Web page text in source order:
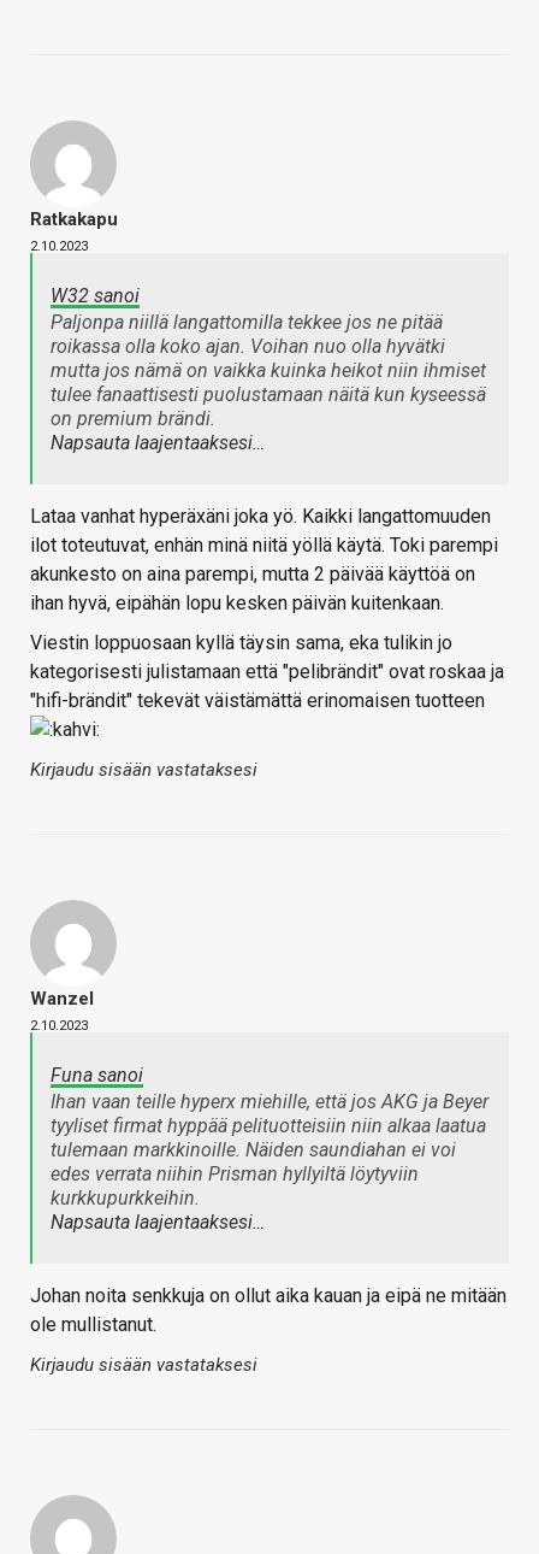
Ratkakapu
2.10.2023
W32 sanoi
Paljonpa niillä langattomilla tekkee jos ne pitää
roikassa olla koko ajan. Voihan nuo olla hyvätki
mutta jos nämä on vaikka kuinka heikot niin ihmiset
tulee fanaattisesti puolustamaan näitä kun kyseessä
on premium brändi.
Napsauta laajentaaksesi…
Lataa vanhat hyperäxäni joka yö. Kaikki langattomuuden
ilot toteutuvat, enhän minä niitä yöllä käytä. Toki parempi
akunkesto on aina parempi, mutta 2 päivää käyttöä on
ihan hyvä, eipähän lopu kesken päivän kuitenkaan.
Viestin loppuosaan kyllä täysin sama, eka tulikin jo
kategorisesti julistamaan että "pelibrändit" ovat roskaa ja
"hifi-brändit" tekevät väistämättä erinomaisen tuotteen
Kirjaudu sisään vastataksesi
Wanzel
2.10.2023
Funa sanoi
Ihan vaan teille hyperx miehille, että jos AKG ja Beyer
tyyliset firmat hyppää pelituotteisiin niin alkaa laatua
tulemaan markkinoille. Näiden saundiahan ei voi
edes verrata niihin Prisman hyllyiltä löytyviin
kurkkupurkkeihin.
Napsauta laajentaaksesi…
Johan noita senkkuja on ollut aika kauan ja eipä ne mitään
ole mullistanut.
Kirjaudu sisään vastataksesi